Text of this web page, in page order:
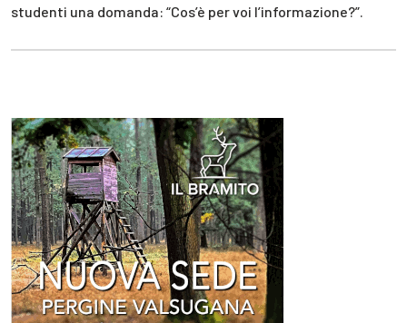
studenti una domanda: “Cos’è per voi l’informazione?”.